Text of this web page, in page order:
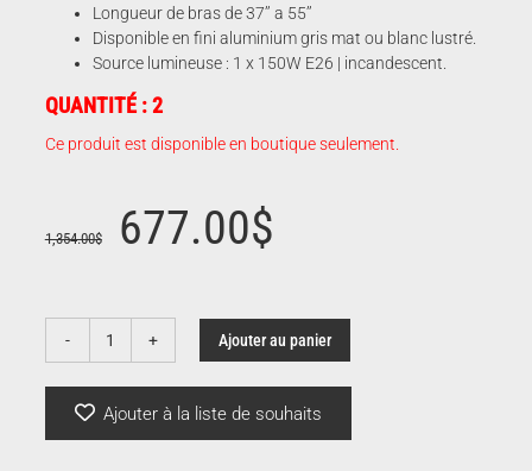
Longueur de bras de 37’’ a 55’’
Disponible en fini aluminium gris mat ou blanc lustré.
Source lumineuse : 1 x 150W E26 | incandescent.
QUANTITÉ : 2
Ce produit est disponible en boutique seulement.
1,354.00$
Le
initial
était :
677.00$
actuel
est :
quantité
Ajouter au panier
Ajouter à la liste de souhaits